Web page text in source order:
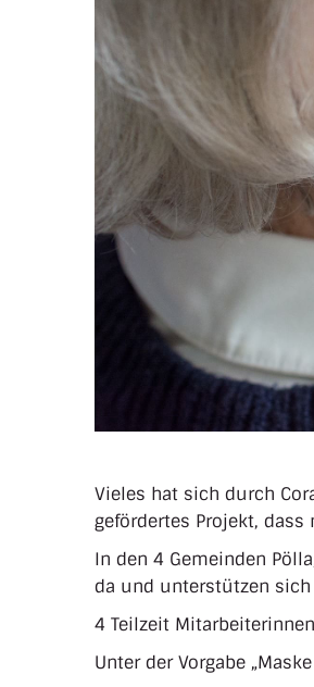
Vieles hat sich durch
gefördertes Projekt,
In den 4 Gemeinden
da und unterstützen sich
4 Teilzeit
Unter der Vorgabe